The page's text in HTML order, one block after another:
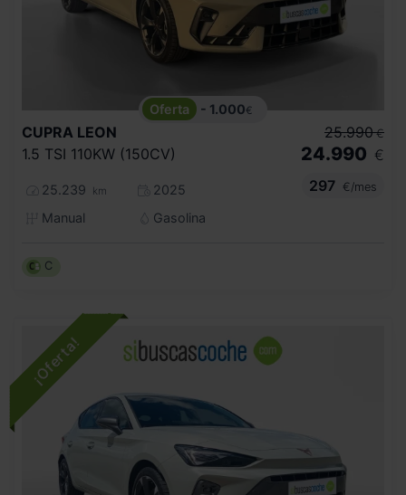
- 1.000€
CUPRA LEON
1.5 TSI 110KW (150CV)
25.239 km
2025
Manual
Gasolina
25.990 €
24.990 €
297
€/mes
C